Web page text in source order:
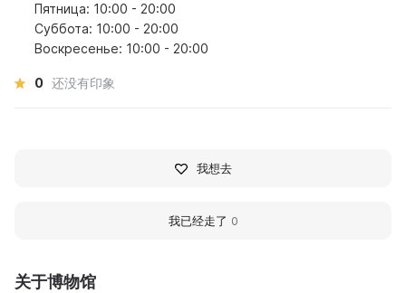
关于博物馆
Пятница: 10:00 - 20:00
Суббота: 10:00 - 20:00
Воскресенье: 10:00 - 20:00
0 还没有印象
我想去
我已经走了 0